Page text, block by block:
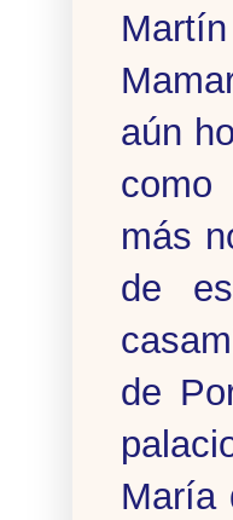
aún
como
más
de
de
María